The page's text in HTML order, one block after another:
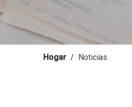
Hogar / Noticias